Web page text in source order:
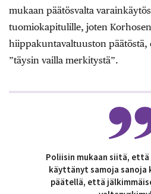
mukaan päätösvalta
tuomiokapitulille, joten
hiippakuntavaltuuston päätöstä,
”täysin vailla merkitystä”.
Poliisin mukaan siitä,
käyttänyt samoja sanoja
päätellä, että